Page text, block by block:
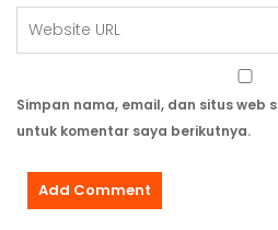
Simpan nama, email, dan situs web
untuk komentar saya berikutnya.